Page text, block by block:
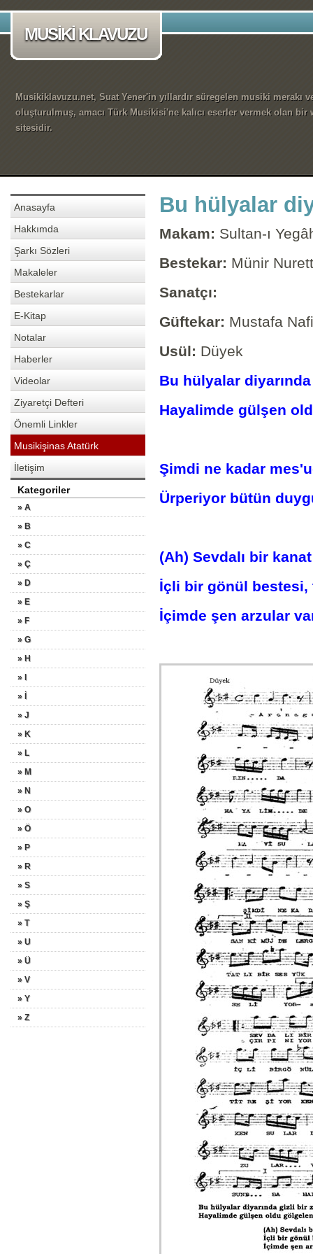
MUSİKİ KLAVUZU
Musikiklavuzu.net, Suat Yener'in yıllardır süregelen musiki merakı
oluşturulmuş, amacı Türk Musikisi'ne kalıcı eserler vermek olan bir
sitesidir.
Anasayfa
Hakkımda
Şarkı Sözleri
Makaleler
Bestekarlar
E-Kitap
Notalar
Haberler
Videolar
Ziyaretçi Defteri
Önemli Linkler
Musikişinas Atatürk
İletişim
Kategoriler
» A
» B
» C
» Ç
» D
» E
» F
» G
» H
» I
» İ
» J
» K
» L
» M
» N
» O
» Ö
» P
» R
» S
» Ş
» T
» U
» Ü
» V
» Y
» Z
Bu hülyalar
Makam: Sultan-ı
Bestekar: Münir
Sanatçı:
Güftekar: Mustafa
Usül: Düyek
Bu hülyalar
Hayalimde gülşen
Şimdi ne kadar
Ürperiyor bütün
(Ah) Sevdalı bir
İçli bir gönül
İçimde şen arzular